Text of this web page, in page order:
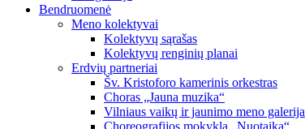
Bendruomenė
Meno kolektyvai
Kolektyvų sąrašas
Kolektyvų renginių planai
Erdvių partneriai
Šv. Kristoforo kamerinis orkestras
Choras „Jauna muzika“
Vilniaus vaikų ir jaunimo meno galerija
Choreografijos mokykla „Nuotaika“